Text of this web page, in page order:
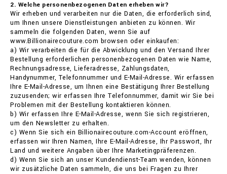
2. Welche personenbezogenen Daten erheben wir?
Wir erheben und verarbeiten nur die Daten, die erforderlich sind,
um Ihnen unsere Dienstleistungen anbieten zu können. Wir
sammeln die folgenden Daten, wenn Sie auf
www.Billionairecouture.com browsen oder einkaufen:
a) Wir verarbeiten die für die Abwicklung und den Versand Ihrer
Bestellung erforderlichen personenbezogenen Daten wie Name,
Rechnungsadresse, Lieferadresse, Zahlungsdaten,
Handynummer, Telefonnummer und E-Mail-Adresse. Wir erfassen
Ihre E-Mail-Adresse, um Ihnen eine Bestätigung Ihrer Bestellung
zuzusenden; wir erfassen Ihre Telefonnummer, damit wir Sie bei
Problemen mit der Bestellung kontaktieren können.
b) Wir erfassen Ihre E-Mail-Adresse, wenn Sie sich registrieren,
um den Newsletter zu erhalten.
c) Wenn Sie sich ein Billionairecouture.com-Account eröffnen,
erfassen wir Ihren Namen, Ihre E-Mail-Adresse, Ihr Passwort, Ihr
Land und weitere Angaben über Ihre Marketingpräferenzen.
d) Wenn Sie sich an unser Kundendienst-Team wenden, können
wir zusätzliche Daten sammeln, die uns bei Fragen zu Ihrer